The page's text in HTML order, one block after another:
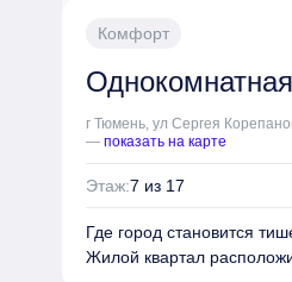
современные
безопасностью,
Комфорт
г Тюмень, ул Сергея
— показать на карте
Этаж:7 из 17
Где город становится
Жилой квартал